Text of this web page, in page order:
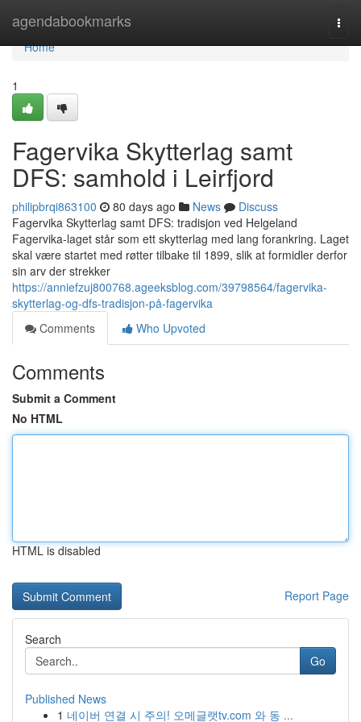
agendabookmarks
Home
Home
1
Fagervika Skytterlag samt
DFS: samhold i Leirfjord
philipbrqi863100 80 days ago News
Discuss
Fagervika Skytterlag samt DFS: tradisjon ved Helgeland
Fagervika-laget står som ett skytterlag med lang forankring. Laget
skal være startet med røtter tilbake til 1899, slik at formidler derfor
sin arv der strekker
https://anniefzuj800768.ageeksblog.com/39798564/fagervika-
skytterlag-og-dfs-tradisjon-på-fagervika
Comments
Who Upvoted
Comments
Submit a Comment
No HTML
HTML is disabled
Report Page
Search
Go
Published News
1 네이버 연결 시 주의! 오메글랫tv.com 와 동 ...